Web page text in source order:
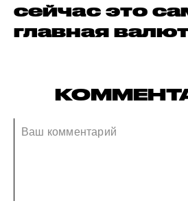
сейчас это
главная